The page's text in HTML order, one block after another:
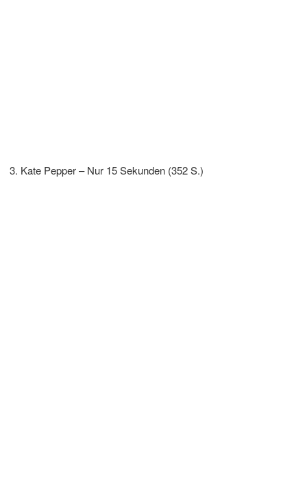
Kate Pepper – Nur 15 Sekunden (352 S.)